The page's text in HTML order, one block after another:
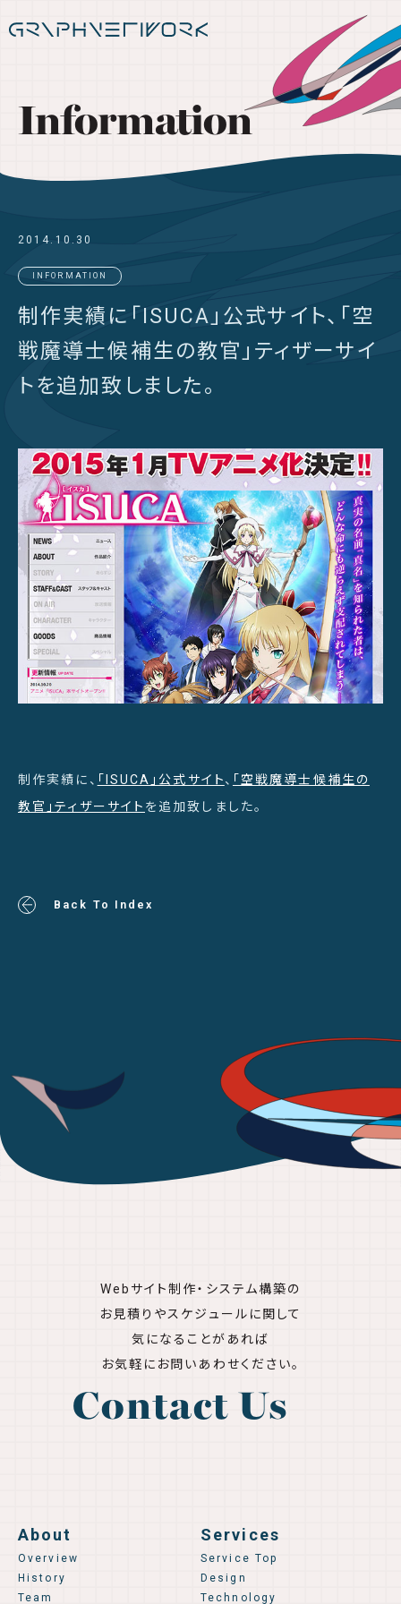
Information
2014.10.30
INFORMATION
制作実績に「ISUCA」公式サイト、「空
戦魔導士候補生の教官」ティザーサイ
トを追加致しました。
制作実績に、 「ISUCA」公式サイト、 「空戦魔導士候補生の
教官」ティザーサイト を追加致しました。
Back To Index
Webサイト制作・システム構築の
お見積りやスケジュールに関して
気になることがあれば
お気軽にお問いあわせください。
Contact Us
About
Overview
History
Team
Services
Service Top
Design
Technology